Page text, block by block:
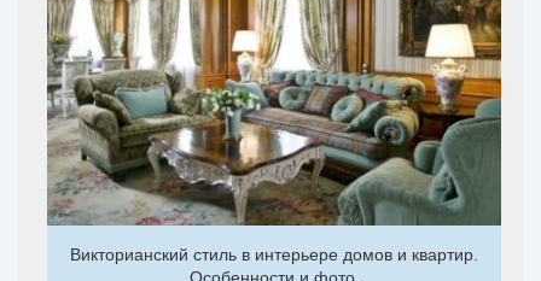
Викторианский стиль в интерьере домов и квартир.
Особенности и фото.